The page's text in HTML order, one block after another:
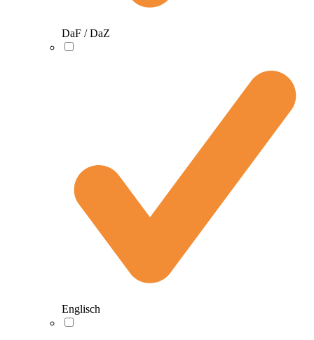
DaF / DaZ
Englisch